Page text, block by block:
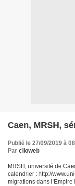
Caen, MRSH,
Publié le 27/09/2019 à
Par clioweb
MRSH, université de
calendrier : http://
migrations dans